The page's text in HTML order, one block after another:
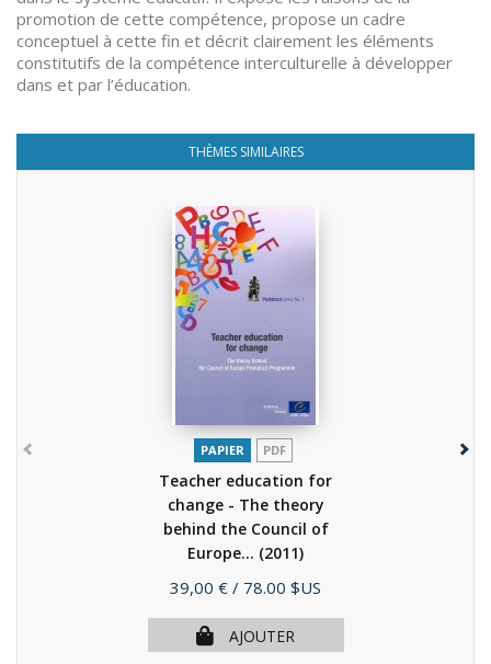
promotion de cette compétence, propose un cadre
conceptuel à cette fin et décrit clairement les éléments
constitutifs de la compétence interculturelle à développer
dans et par l’éducation.
THÈMES SIMILAIRES
PAPIER PDF
Teacher education for
change - The theory
behind the Council of
Europe... (2011)
Prix
39,00 € / 78.00 $US
AJOUTER